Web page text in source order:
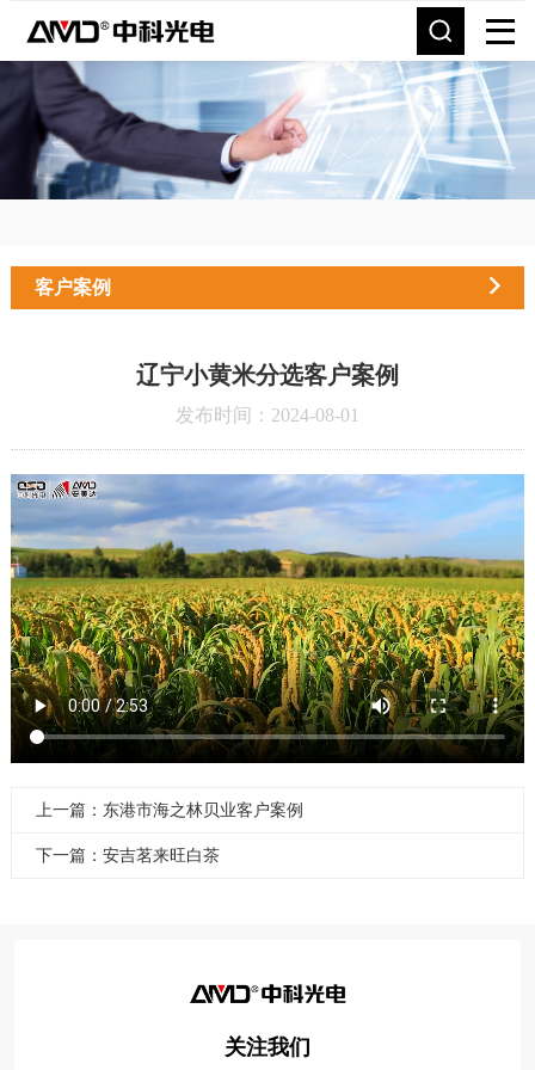
客户案例
辽宁小黄米分选客户案例
发布时间：2024-08-01
上一篇：东港市海之林贝业客户案例
下一篇：安吉茗来旺白茶
关注我们